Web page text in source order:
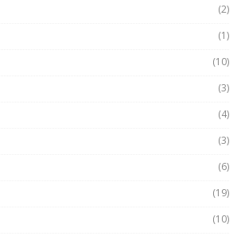
(2)
(1)
(10)
(3)
(4)
(3)
(6)
(19)
(10)